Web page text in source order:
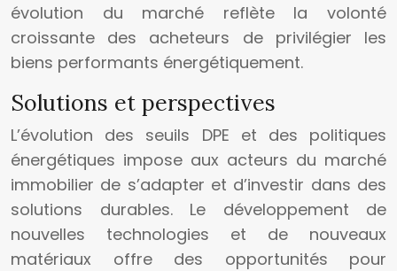
évolution du marché reflète la volonté
croissante des acheteurs de privilégier les
biens performants énergétiquement.
Solutions et perspectives
L’évolution des seuils DPE et des politiques
énergétiques impose aux acteurs du marché
immobilier de s’adapter et d’investir dans des
solutions durables. Le développement de
nouvelles technologies et de nouveaux
matériaux offre des opportunités pour